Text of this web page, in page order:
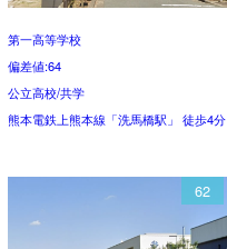
第一高等学校
偏差値:64
公立高校/共学
熊本電鉄上熊本線「洗馬橋駅」 徒歩4分
62